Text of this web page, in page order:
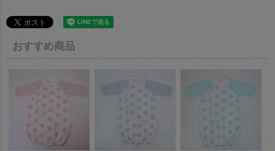
おすすめ商品